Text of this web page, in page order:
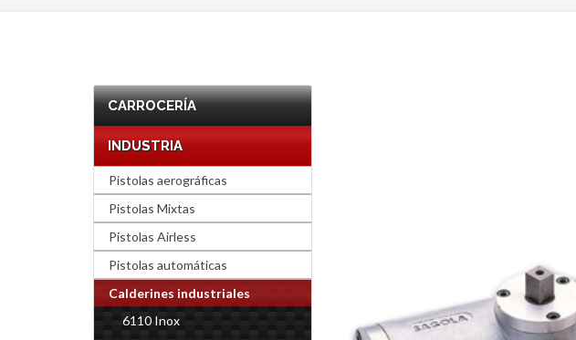
CARROCERÍA
INDUSTRIA
Pistolas aerográficas
Pistolas Mixtas
Pistolas Airless
Pistolas automáticas
Calderines industriales
6110 Inox